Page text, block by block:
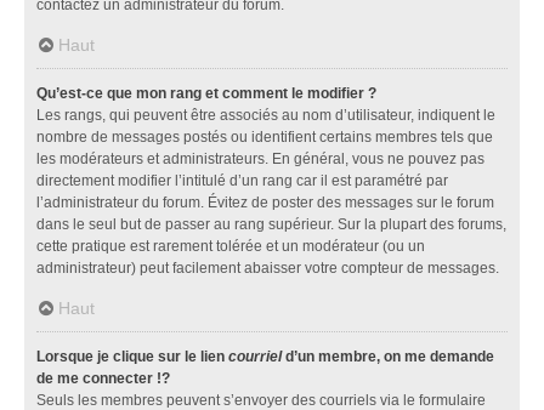
contactez un administrateur du forum.
Haut
Qu’est-ce que mon rang et comment le modifier ?
Les rangs, qui peuvent être associés au nom d’utilisateur, indiquent le
nombre de messages postés ou identifient certains membres tels que
les modérateurs et administrateurs. En général, vous ne pouvez pas
directement modifier l’intitulé d’un rang car il est paramétré par
l’administrateur du forum. Évitez de poster des messages sur le forum
dans le seul but de passer au rang supérieur. Sur la plupart des forums,
cette pratique est rarement tolérée et un modérateur (ou un
administrateur) peut facilement abaisser votre compteur de messages.
Haut
Lorsque je clique sur le lien courrield’un membre, on me demande
de me connecter !?
Seuls les membres peuvent s’envoyer des courriels via le formulaire